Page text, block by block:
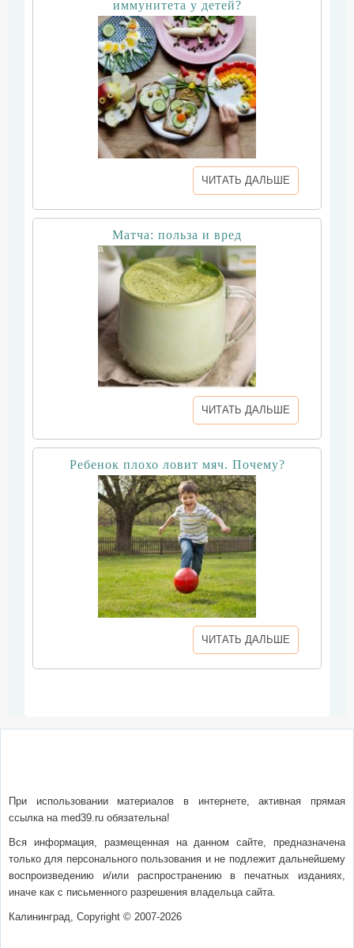
иммунитета у детей?
ЧИТАТЬ ДАЛЬШЕ
Матча: польза и вред
ЧИТАТЬ ДАЛЬШЕ
Ребенок плохо ловит мяч. Почему?
ЧИТАТЬ ДАЛЬШЕ
При использовании материалов в интернете, активная прямая
ссылка на med39.ru обязательна!
Вся информация, размещенная на данном сайте, предназначена
только для персонального пользования и не подлежит дальнейшему
воспроизведению и/или распространению в печатных изданиях,
иначе как с письменного разрешения владельца сайта.
Калининград, Copyright © 2007-2026